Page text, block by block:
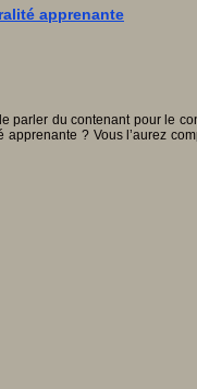
apprenante
du contenant pour le
? Vous l’aurez